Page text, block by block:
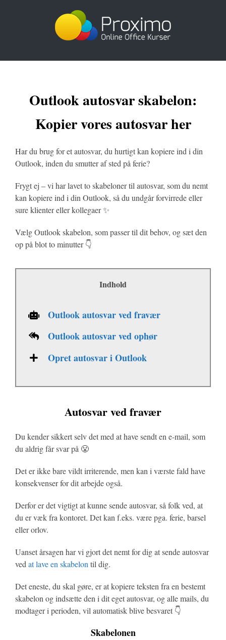
Outlook autosvar skabelon:
Kopier vores autosvar her
Har du brug for et autosvar, du hurtigt kan kopiere ind i din
Outlook, inden du smutter af sted på ferie?
Frygt ej – vi har lavet to skabeloner til autosvar, som du nemt
kan kopiere ind i din Outlook, så du undgår forvirrede eller
sure klienter eller kollegaer ✨
Vælg Outlook skabelon, som passer til dit behov, og sæt den
op på blot to minutter 👇
Indhold
Outlook autosvar ved fravær
Outlook autosvar ved ophør
Opret autosvar i Outlook
Autosvar ved fravær
Du kender sikkert selv det med at have sendt en e-mail, som
du aldrig får svar på 😤
Det er ikke bare vildt irriterende, men kan i værste fald have
konsekvenser for dit arbejde også.
Derfor er det vigtigt at kunne sende autosvar, så folk ved, at
du er væk fra kontoret. Det kan f.eks. være pga. ferie, barsel
eller orlov.
Uanset årsagen har vi gjort det nemt for dig at sende autosvar
ved at lave en skabelon til dig.
Det eneste, du skal gøre, er at kopiere teksten fra en bestemt
skabelon og indsætte den i dit eget autosvar, og alle mails, du
modtager i perioden, vil automatisk blive besvaret 👇
Skabelonen